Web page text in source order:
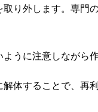
り外します。専門
うに注意しながら
体することで、再